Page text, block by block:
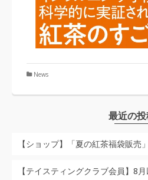
News
最近の
【ショップ】「夏の紅茶福袋販売
【テイスティングクラブ会員】8